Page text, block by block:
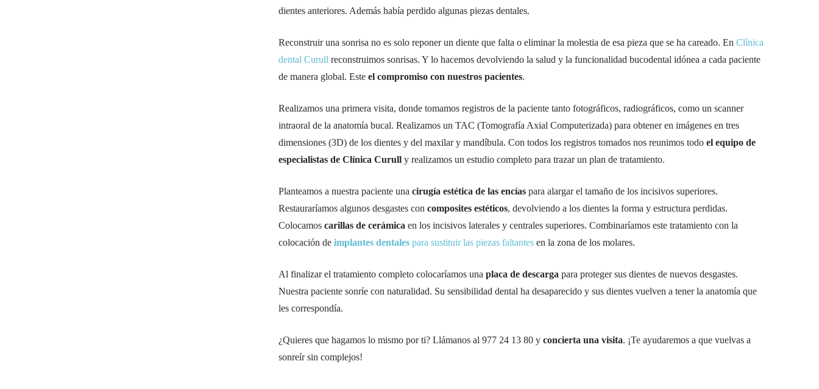
dientes anteriores. Además había perdido algunas piezas dentales.
Reconstruir una sonrisa no es solo reponer un diente que falta o eliminar la molestia de esa pieza que se ha careado. En Clínica
dental Curull reconstruimos sonrisas. Y lo hacemos devolviendo la salud y la funcionalidad bucodental idónea a cada paciente
de manera global. Este el compromiso con nuestros pacientes.
Realizamos una primera visita, donde tomamos registros de la paciente tanto fotográficos, radiográficos, como un scanner
intraoral de la anatomía bucal. Realizamos un TAC (Tomografía Axial Computerizada) para obtener en imágenes en tres
dimensiones (3D) de los dientes y del maxilar y mandíbula. Con todos los registros tomados nos reunimos todo el equipo de
especialistas de Clínica Curully realizamos un estudio completo para trazar un plan de tratamiento.
Planteamos a nuestra paciente una cirugía estética de las encíaspara alargar el tamaño de los incisivos superiores.
Restauraríamos algunos desgastes con compositesestéticos, devolviendo a los dientes la forma y estructura perdidas.
Colocamos carillas de cerámica en los incisivos laterales y centrales superiores. Combinaríamos este tratamiento con la
colocación de implantes dentalespara sustituir las piezas faltantesen la zona de los molares.
Al finalizar el tratamiento completo colocaríamos una placa de descarga para proteger sus dientes de nuevos desgastes.
Nuestra paciente sonríe con naturalidad. Su sensibilidad dental ha desaparecido y sus dientes vuelven a tener la anatomía que
les correspondía.
¿Quieres que hagamos lo mismo por ti? Llámanos al 977 24 13 80 y concierta una visita. ¡Te ayudaremos a que vuelvas a
sonreír sin complejos!